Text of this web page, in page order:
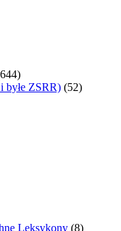
byłe ZSRR) (52)
Leksykony (8)